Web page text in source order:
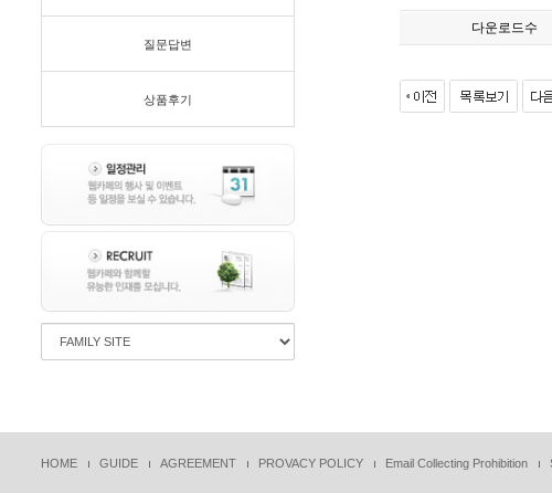
질문답변
상품후기
다운로드수
HOME GUIDE AGREEMENT PROVACY POLICY Email Collecting Prohibition